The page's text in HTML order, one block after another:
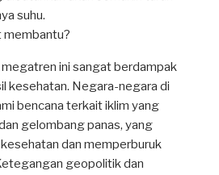
suhu.
membantu?
megatren ini sangat berdampak
kesehatan. Negara-negara di
bencana terkait iklim yang
gelombang panas, yang
dan memperburuk
geopolitik dan